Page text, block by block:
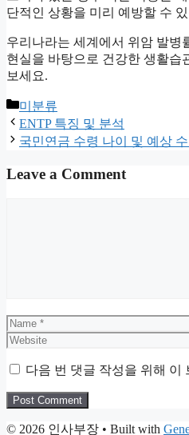
단적인 상황을 미리 예방할 수
우리나라는 세계에서 위암 발병
현실을 바탕으로 건강한 생활습
보세요.
Categories
미분류
ENTP 특징 및 분석
국민연금 수령 나이 및 예상
Leave a Comment
Name
다음 번 댓글 작성을 위해 이
© 2026 인사부장 • Built with